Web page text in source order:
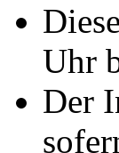
Uhr
Der